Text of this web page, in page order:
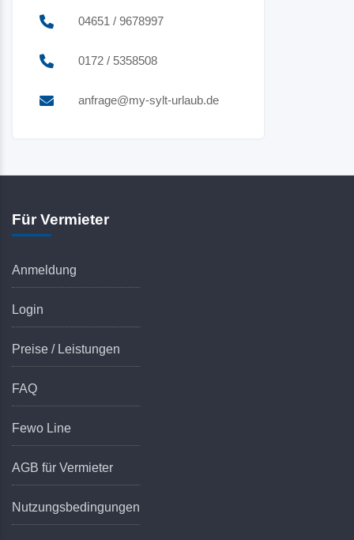
04651 / 9678997
0172 / 5358508
anfrage@my-sylt-urlaub.de
Für Vermieter
Anmeldung
Login
Preise / Leistungen
FAQ
Fewo Line
AGB für Vermieter
Nutzungsbedingungen